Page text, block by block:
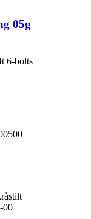
05g
6-bolts